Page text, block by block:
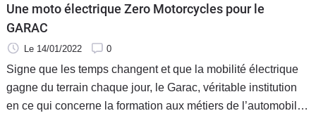
Une moto électrique Zero Motorcycles pour le
GARAC
Le 14/01/2022 0
Signe que les temps changent et que la mobilité électrique
gagne du terrain chaque jour, le Garac, véritable institution
en ce qui concerne la formation aux métiers de l’automobile